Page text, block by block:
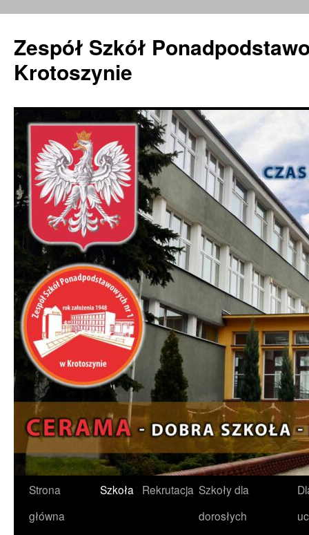
Zespół Szkół
Krotoszynie
Przejdź
do
Strona
główna
Szkoła Rekrutacja Szkoły dla
dorosłych